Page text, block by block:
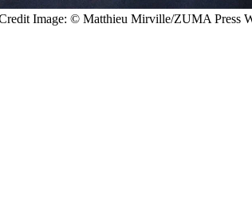
Image: © Matthieu Mirville/ZUMA Press